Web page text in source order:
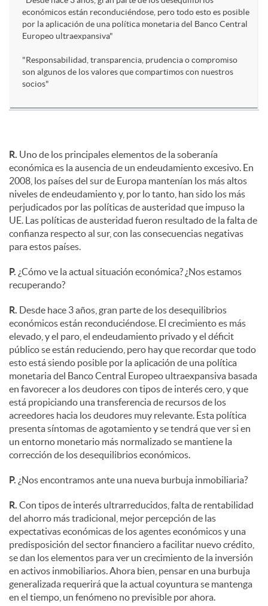
económicos están reconduciéndose, pero todo esto es posible
por la aplicación de una política monetaria del Banco Central
Europeo ultraexpansiva"
"Responsabilidad, transparencia, prudencia o compromiso
son algunos de los valores que compartimos con nuestros
socios"
R. Uno de los principales elementos de la soberanía
económica es la ausencia de un endeudamiento excesivo. En
2008, los países del sur de Europa mantenían los más altos
niveles de endeudamiento y, por lo tanto, han sido los más
perjudicados por las políticas de austeridad que impuso la
UE. Las políticas de austeridad fueron resultado de la falta de
confianza respecto al sur, con las consecuencias negativas
para estos países.
P. ¿Cómo ve la actual situación económica? ¿Nos estamos
recuperando?
R. Desde hace 3 años, gran parte de los desequilibrios
económicos están reconduciéndose. El crecimiento es más
elevado, y el paro, el endeudamiento privado y el déficit
público se están reduciendo, pero hay que recordar que todo
esto está siendo posible por la aplicación de una política
monetaria del Banco Central Europeo ultraexpansiva basada
en favorecer a los deudores con tipos de interés cero, y que
está propiciando una transferencia de recursos de los
acreedores hacia los deudores muy relevante. Esta política
presenta síntomas de agotamiento y se tendrá que ver si en
un entorno monetario más normalizado se mantiene la
corrección de los desequilibrios económicos.
P. ¿Nos encontramos ante una nueva burbuja inmobiliaria?
R. Con tipos de interés ultrarreducidos, falta de rentabilidad
del ahorro más tradicional, mejor percepción de las
expectativas económicas de los agentes económicos y una
predisposición del sector financiero a facilitar nuevo crédito,
se dan los elementos para ver un crecimiento de la inversión
en activos inmobiliarios. Ahora bien, pensar en una burbuja
generalizada requerirá que la actual coyuntura se mantenga
en el tiempo, un fenómeno no previsible por ahora.